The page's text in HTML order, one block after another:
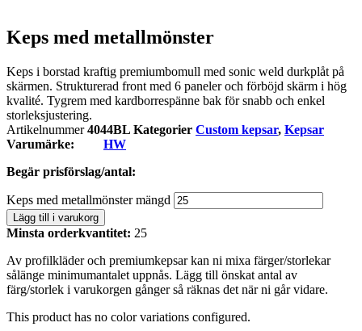
Keps med metallmönster
Keps i borstad kraftig premiumbomull med sonic weld durkplåt på
skärmen. Strukturerad front med 6 paneler och förböjd skärm i hög
kvalité. Tygrem med kardborrespänne bak för snabb och enkel
storleksjustering.
Artikelnummer4044BL Kategorier Custom kepsar, Kepsar
Varumärke:
HW
Begär prisförslag/antal:
Keps med metallmönster mängd
Lägg till i varukorg
Minsta orderkvantitet: 25
Av profilkläder och premiumkepsar kan ni mixa färger/storlekar
sålänge minimumantalet uppnås. Lägg till önskat antal av
färg/storlek i varukorgen gånger så räknas det när ni går vidare.
This product has no color variations configured.